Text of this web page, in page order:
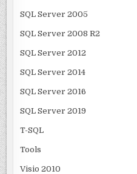
SQL Server 2005
SQL Server 2008 R2
SQL Server 2012
SQL Server 2014
SQL Server 2016
SQL Server 2019
T-SQL
Tools
Visio 2010